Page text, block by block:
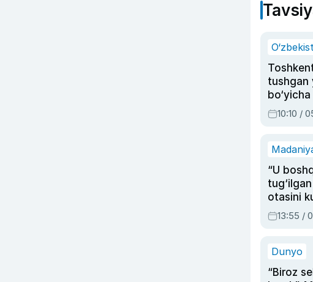
tushgan
hukmi
10:10 /
“U
otasini
dublyaj
13:55 /
Dunyo
“Biroz